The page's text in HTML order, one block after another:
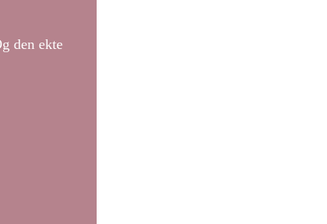
den ekte